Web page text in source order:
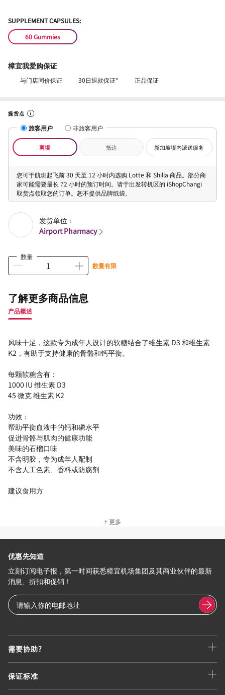
SUPPLEMENT CAPSULES:
60 Gummies
樟宜我爱购保证
与门店同价保证 30日退款保证* 正品保证
提货点
旅客用户 非旅客用户
离境 抵达 新加坡境内派送服务
您可于航班起飞前 30 天至 12 小时内选购 Lotte 和 Shilla 商品。部分商
家可能需要最长 72 小时的预订时间。请于出发转机区的 iShopChangi
取货点领取您的订单。恕不提供品牌纸袋。
发货单位：
Airport Pharmacy
数量
数量有限
了解更多商品信息
产品概述
风味十足，这款专为成年人设计的软糖结合了维生素 D3 和维生素
K2，有助于支持健康的骨骼和钙平衡。
每颗软糖含有：
1000 IU 维生素 D3
45 微克 维生素 K2
功效：
帮助平衡血液中的钙和磷水平
促进骨骼与肌肉的健康功能
美味的石榴口味
不含明胶，专为成年人配制
不含人工色素、香料或防腐剂
建议食用方
+ 更多
需要协助?
保证标准
优惠先知道
立刻订阅电子报，第一时间获悉樟宜机场集团及其商业伙伴的最新
消息、折扣和促销！